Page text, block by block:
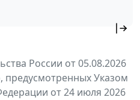
России от 05.08.2026
Указом
от 24 июля 2026